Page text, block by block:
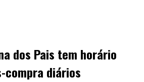
dos Pais tem horário
compra diários